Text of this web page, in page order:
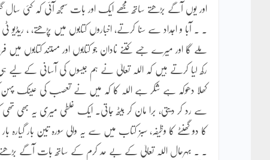
اور یوں آگے بڑھتے ساتھ مجھے ایک اور بات سمجھ آئی کہ کئی سال
۔ ۔ آبا و اجداد سے سنا کرتے، اخباروں کتابوں میں پڑھتے، ،
ملے گا اور میرے جسے کتنے نادان جو کتابوں اور مستند کتابوں
رکھ لیا کرتے ہیں کہ اللہ تعالیٰ نے ہم جیسوں کی آسانی کے لیے
کھلا دھوکہ ہے شکر ہے اللہ کا کہ میں نے تعصب کی عینک پہن
سے رد کر دیتی، برا مان کر بیٹھ جاتی۔ ایک غلطی میری یہ بھی
کا دو گھنٹے کا وظیفہ، سبز کتاب میں سے یہ والی سورہ تین بار
۔ ۔ بہرحال اللہ تعالیٰ کے بے حد کرم کے ساتھ بات آگے بڑھنے